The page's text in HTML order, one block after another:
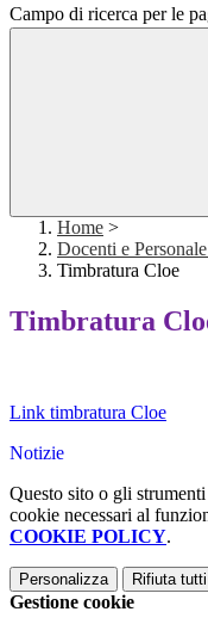
Campo di ricerca per le
Home >
Docenti e
Timbratura Cloe
Timbratura
Link timbratura Cloe
Notizie
Questo sito o gli
cookie necessari al
COOKIE POLICY.
Personalizza Rifiuta tutti
Gestione cookie